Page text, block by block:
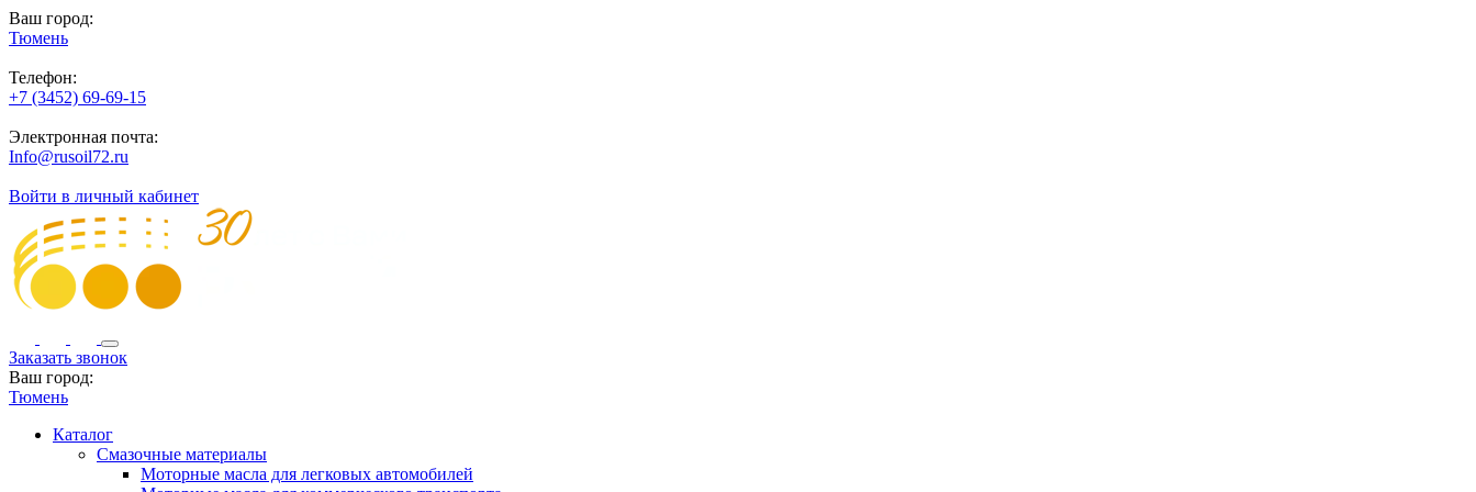
Ваш город:
Тюмень
Телефон:
+7 (3452) 69-69-15
Электронная почта:
Info@rusoil72.ru
Войти в личный кабинет
Заказать звонок
Ваш город:
Тюмень
Каталог
Смазочные материалы
Моторные масла для легковых автомобилей